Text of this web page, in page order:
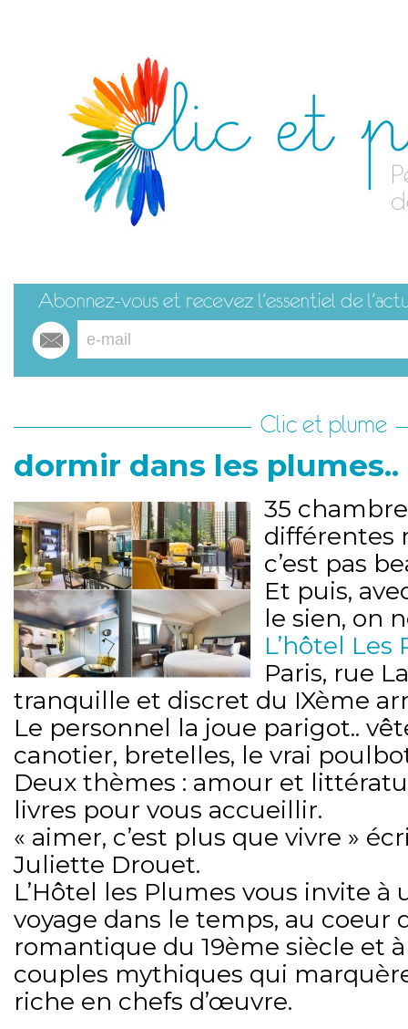
Clic et plume
dormir dans les plumes..
35
différentes
c’est pas
Et puis,
le sien, on
L’hôtel Les
Paris, rue
tranquille et discret du IXème
Le personnel la joue parigot..
canotier, bretelles, le vrai
Deux thèmes : amour et
livres pour vous accueillir.
« aimer, c’est plus que vivre »
Juliette Drouet.
L’Hôtel les Plumes vous invite à
voyage dans le temps, au coeur
romantique du 19ème siècle et
couples mythiques qui
riche en chefs d’œuvre.